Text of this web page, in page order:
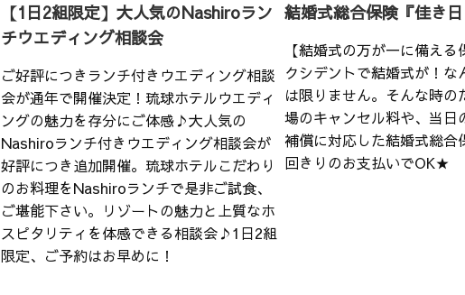
【1日2組限定】大人気のNashiroラン
チウエディング相談会
ご好評につきランチ付きウエディング相談
会が通年で開催決定！琉球ホテルウエディ
ングの魅力を存分にご体感♪大人気の
Nashiroランチ付きウエディング相談会が
好評につき追加開催。琉球ホテルこだわり
のお料理をNashiroランチで是非ご試食、
ご堪能下さい。リゾートの魅力と上質なホ
スピタリティを体感できる相談会♪1日2組
限定、ご予約はお早めに！
結婚式総合保険『佳き
【結婚式の万が一に備え
クシデントで結婚式が！な
は限りません。そんな時の
場のキャンセル料や、当日
補償に対応した結婚式総
回きりのお支払いでOK★